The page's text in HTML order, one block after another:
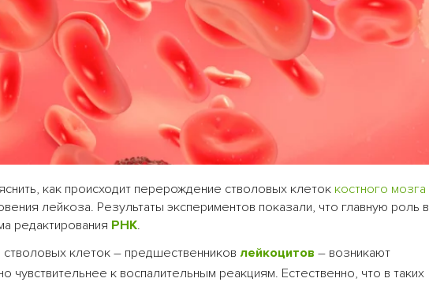
как происходит перерождение стволовых клеток костного мозга
лейкоза. Результаты экспериментов показали, что главную роль в
редактирования РНК.
клеток – предшественников лейкоцитов – возникают
чувствительнее к воспалительным реакциям. Естественно, что в таких